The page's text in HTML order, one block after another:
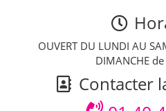
OUVERT DU LUNDI AU
DIMANCHE
Contacter